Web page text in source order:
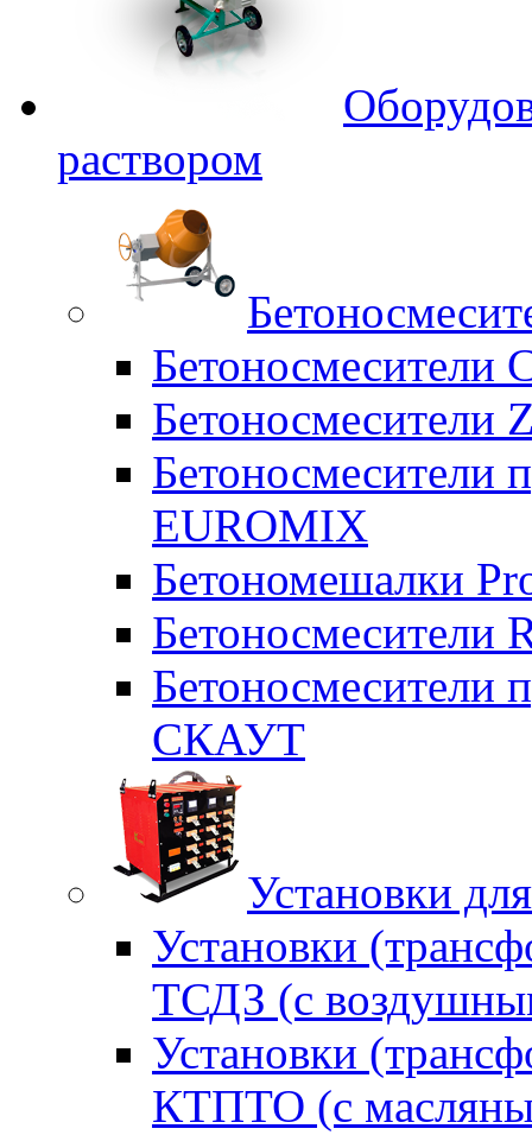
раствором
Бетоносмесители
Бетоносмесители
Бетоносмесители
EUROMIX
Бетономешалки
Бетоносмесители
Бетоносмесители
СКАУТ
Установки
Установки
ТСДЗ (c
Установки
КТПТО (c